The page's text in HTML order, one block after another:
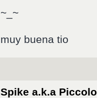
~_~
muy buena tio
Spike a.k.a Piccolo